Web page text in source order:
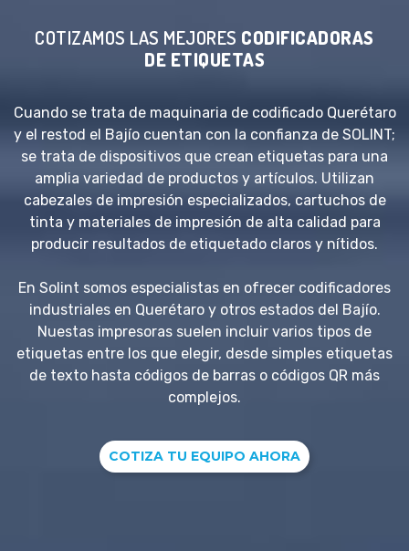
COTIZAMOS LAS MEJORES CODIFICADORAS
DE ETIQUETAS
Cuando se trata de maquinaria de codificado Querétaro
y el restod el Bajío cuentan con la confianza de SOLINT;
se trata de dispositivos que crean etiquetas para una
amplia variedad de productos y artículos. Utilizan
cabezales de impresión especializados, cartuchos de
tinta y materiales de impresión de alta calidad para
producir resultados de etiquetado claros y nítidos.
En Solint somos especialistas en ofrecer codificadores
industriales en Querétaro y otros estados del Bajío.
Nuestas impresoras suelen incluir varios tipos de
etiquetas entre los que elegir, desde simples etiquetas
de texto hasta códigos de barras o códigos QR más
complejos.
COTIZA TU EQUIPO AHORA